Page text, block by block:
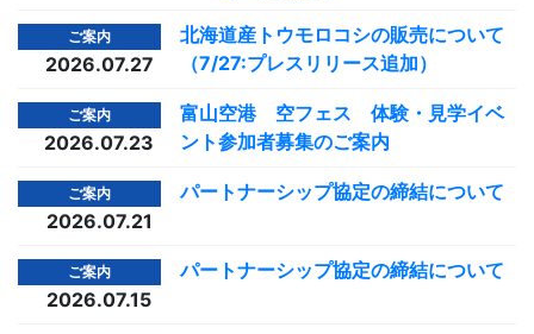
ご案内
2026.07.27
北海道産トウモロコシの販売について
（7/27:プレスリリース追加）
ご案内
2026.07.23
富山空港 空フェス 体験・見学イベ
ント参加者募集のご案内
ご案内
2026.07.21
パートナーシップ協定の締結について
ご案内
2026.07.15
パートナーシップ協定の締結について